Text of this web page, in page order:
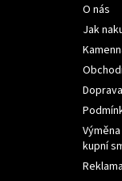
O nás
Jak
kupní